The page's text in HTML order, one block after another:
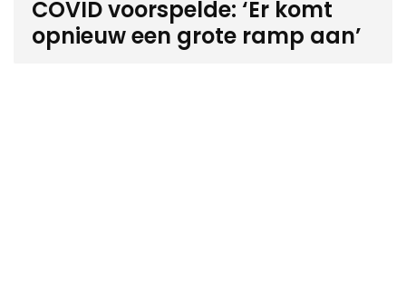
COVID voorspelde: ‘Er komt
opnieuw een grote ramp aan’